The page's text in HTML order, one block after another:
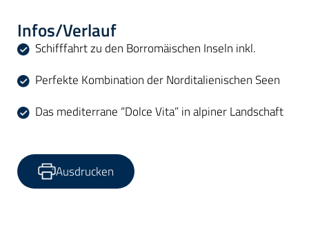
Infos/Verlauf
Schifffahrt zu den Borromäischen Inseln inkl.
Perfekte Kombination der Norditalienischen Seen
Das mediterrane “Dolce Vita” in alpiner Landschaft
Ausdrucken